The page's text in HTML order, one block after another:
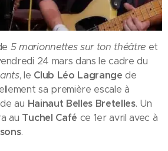
5 marionnettes sur ton théâtreet
24 mars dans le cadre du
, le Club Léo Lagrange de
sa première escale à
au Hainaut Belles Bretelles. Un
au Tuchel Café ce 1er avril avec à
.